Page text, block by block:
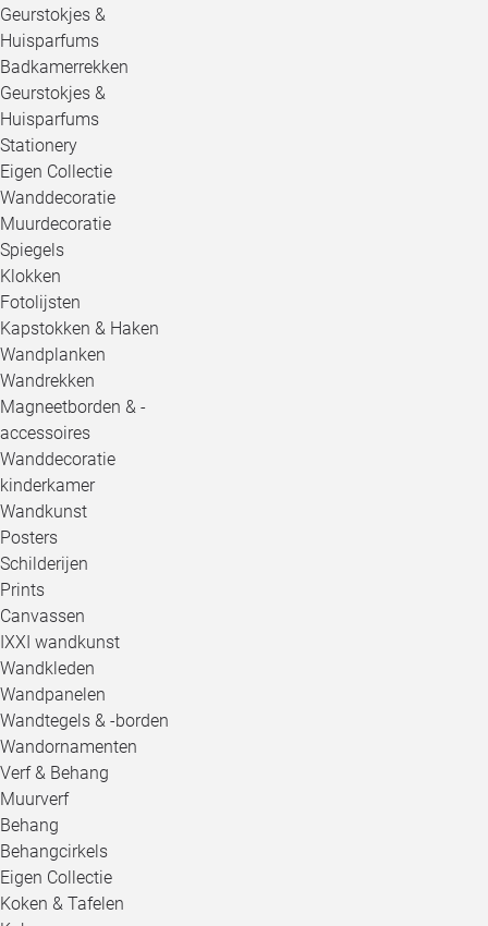
Geurstokjes &
Huisparfums
Badkamerrekken
Geurstokjes &
Huisparfums
Stationery
Eigen Collectie
Wanddecoratie
Muurdecoratie
Spiegels
Klokken
Fotolijsten
Kapstokken & Haken
Wandplanken
Wandrekken
Magneetborden & -
accessoires
Wanddecoratie
kinderkamer
Wandkunst
Posters
Schilderijen
Prints
Canvassen
IXXI wandkunst
Wandkleden
Wandpanelen
Wandtegels & -borden
Wandornamenten
Verf & Behang
Muurverf
Behang
Behangcirkels
Eigen Collectie
Koken & Tafelen